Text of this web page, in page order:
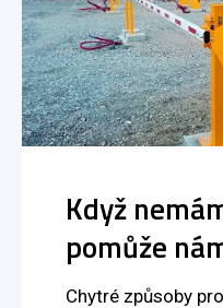
Když
pomůže
Chytré způsoby